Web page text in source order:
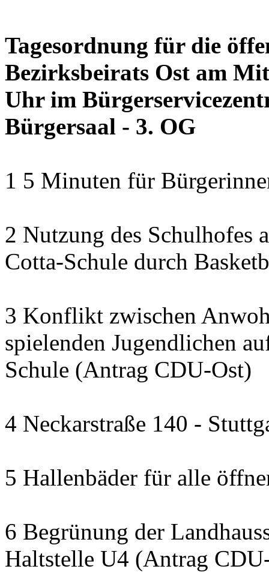
Tagesordnung für die
Bezirksbeirats Ost am
Uhr im
Bürgersaal - 3. OG
1 5 Minuten für
2 Nutzung des Schulhofes
Cotta-Schule durch
3 Konflikt zwischen
spielenden Jugendlichen
Schule (Antrag CDU-Ost)
4 Neckarstraße 140 -
5 Hallenbäder für alle
6 Begrünung der
Haltstelle U4 (Antrag